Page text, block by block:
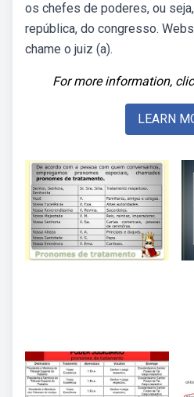
os chefes de poderes, ou
república, do congresso.
chame o juiz (a).
For more information,
LEARN